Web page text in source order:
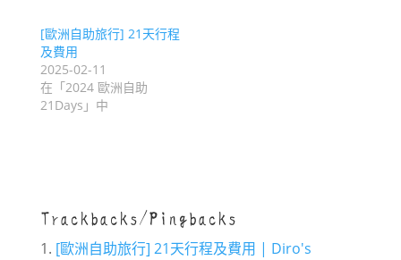
[歐洲自助旅行] 21天行程
及費用
2025-02-11
在「2024 歐洲自助
21Days」中
Trackbacks/Pingbacks
[歐洲自助旅行] 21天行程及費用 | Diro's